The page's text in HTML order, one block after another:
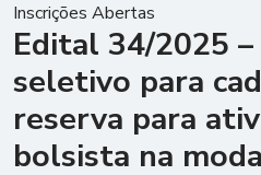
Inscrições Abertas
Edital 34/2025 –
seletivo para
reserva para
bolsista na